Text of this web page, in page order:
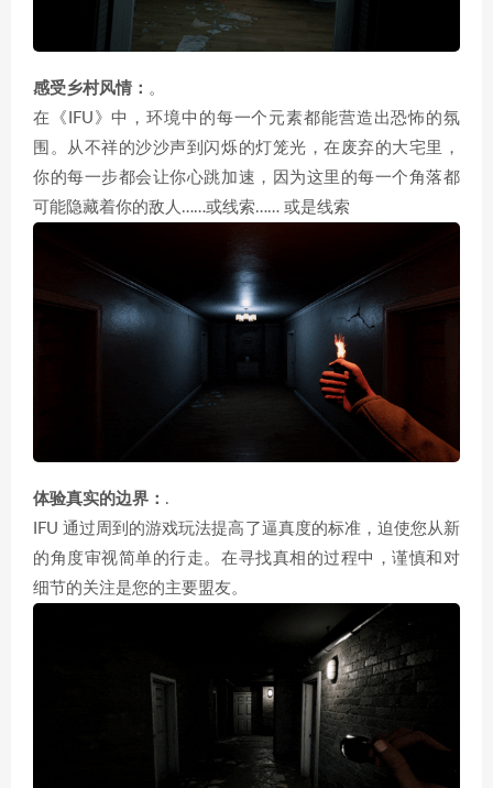
感受乡村风情： 。
在《IFU》中，环境中的每一个元素都能营造出恐怖的氛
围。从不祥的沙沙声到闪烁的灯笼光，在废弃的大宅里，
你的每一步都会让你心跳加速，因为这里的每一个角落都
可能隐藏着你的敌人……或线索…… 或是线索
体验真实的边界： .
IFU 通过周到的游戏玩法提高了逼真度的标准，迫使您从新
的角度审视简单的行走。在寻找真相的过程中，谨慎和对
细节的关注是您的主要盟友。